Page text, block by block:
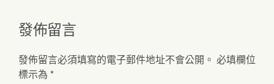
發佈留言
發佈留言必須填寫的電子郵件地址不會公開。 必填欄位
標示為 *